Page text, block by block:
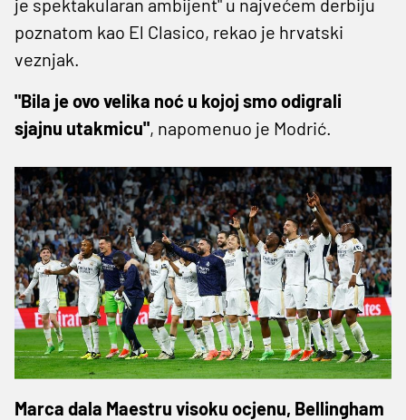
je spektakularan ambijent" u najvećem derbiju
poznatom kao El Clasico, rekao je hrvatski
veznjak.
"Bila je ovo velika noć u kojoj smo odigrali
sjajnu utakmicu", napomenuo je Modrić.
Marca dala Maestru visoku ocjenu, Bellingham